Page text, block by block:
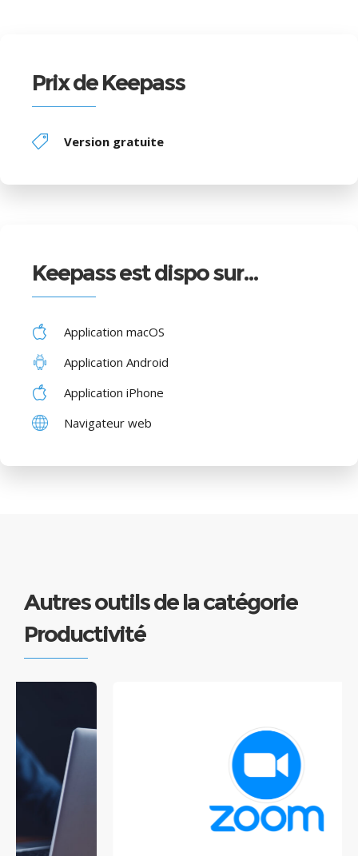
Prix de Keepass
Version gratuite
Keepass est dispo sur…
Application macOS
Application Android
Application iPhone
Navigateur web
Autres outils de la catégorie
Productivité